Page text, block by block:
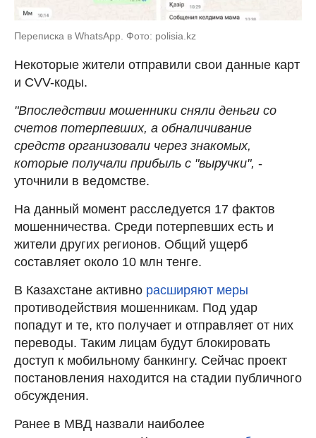
Переписка в WhatsApp. Фото: polisia.kz
Некоторые жители отправили свои данные карт
и CVV-коды.
"Впоследствии мошенники сняли деньги со
счетов потерпевших, а обналичивание
средств организовали через знакомых,
которые получали прибыль с "выручки", -
уточнили в ведомстве.
На данный момент расследуется 17 фактов
мошенничества. Среди потерпевших есть и
жители других регионов. Общий ущерб
составляет около 10 млн тенге.
В Казахстане активно расширяют меры
противодействия мошенникам. Под удар
попадут и те, кто получает и отправляет от них
переводы. Таким лицам будут блокировать
доступ к мобильному банкингу. Сейчас проект
постановления находится на стадии публичного
обсуждения.
Ранее в МВД назвали наиболее